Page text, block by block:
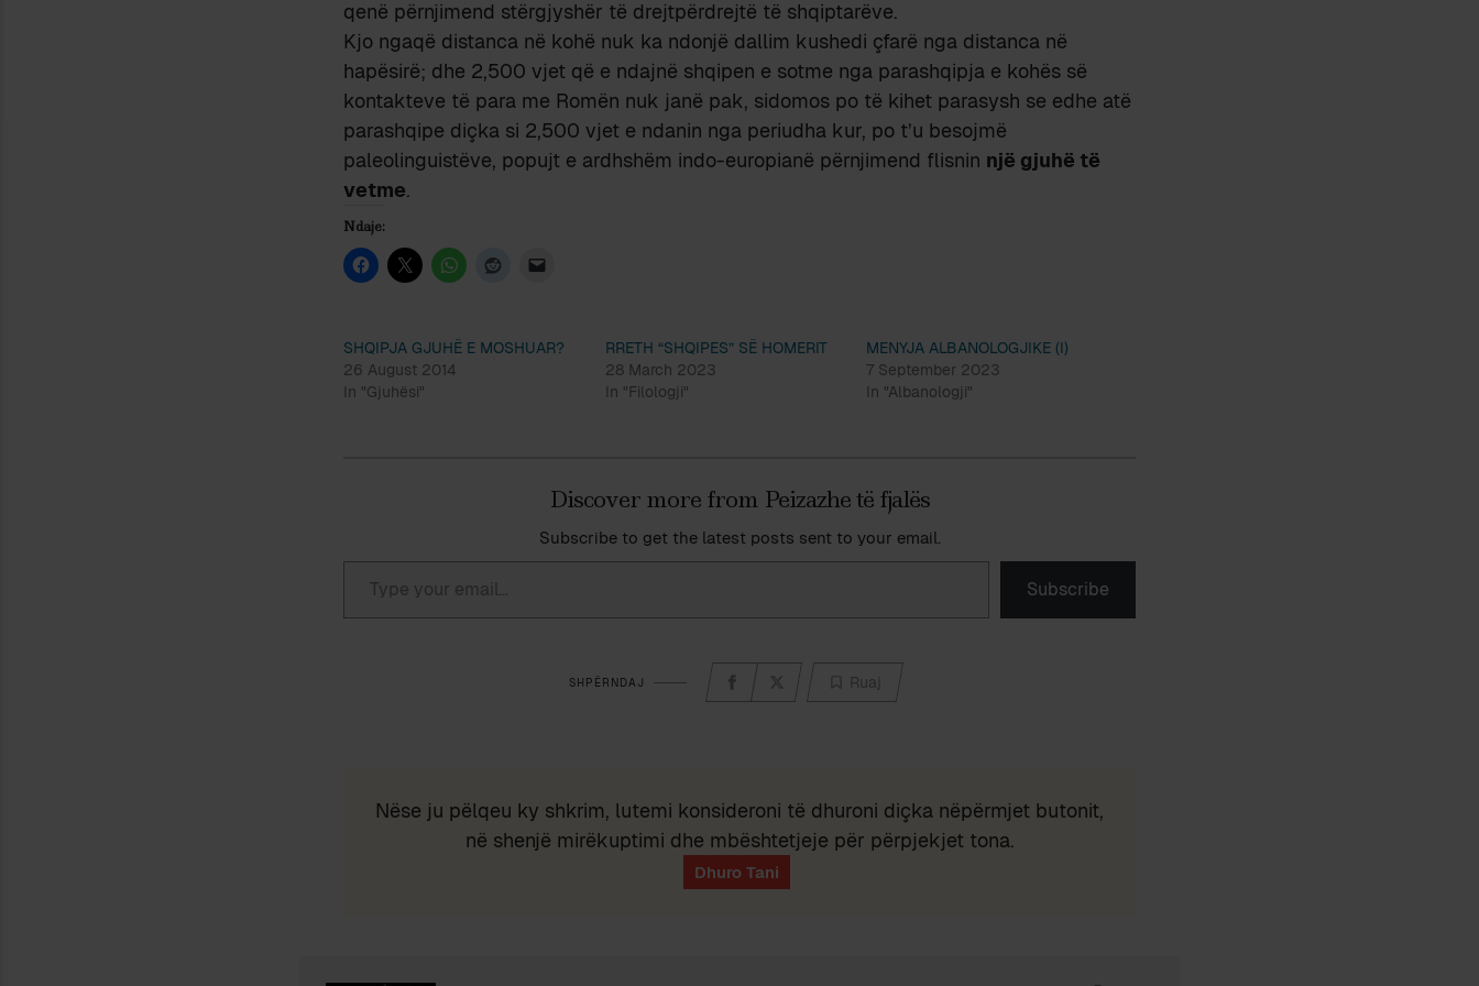
qenë përnjimend stërgjyshër të drejtpërdrejtë të shqiptarëve.
Kjo ngaqë distanca në kohë nuk ka ndonjë dallim kushedi çfarë nga distanca në
hapësirë; dhe 2,500 vjet që e ndajnë shqipen e sotme nga parashqipja e kohës së
kontakteve të para me Romën nuk janë pak, sidomos po të kihet parasysh se edhe atë
parashqipe diçka si 2,500 vjet e ndanin nga periudha kur, po t’u besojmë
paleolinguistëve, popujt e ardhshëm indo-europianë përnjimend flisnin një gjuhë të
vetme.
Ndaje:
SHQIPJA GJUHË E MOSHUAR?
26 August 2014
In "Gjuhësi"
RRETH “SHQIPES” SË HOMERIT
28 March 2023
In "Filologji"
MENYJA ALBANOLOGJIKE (I)
7 September 2023
In "Albanologji"
Discover more from Peizazhe të fjalës
Subscribe to get the latest posts sent to your email.
Type your email…
Subscribe
SHPËRNDAJ Ruaj
Nëse ju pëlqeu ky shkrim, lutemi konsideroni të dhuroni diçka nëpërmjet butonit,
në shenjë mirëkuptimi dhe mbështetjeje për përpjekjet tona.